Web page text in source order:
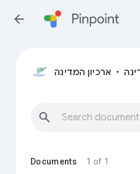
arrow_back
ארכיון המדינה •
search
Documents 1 of 1